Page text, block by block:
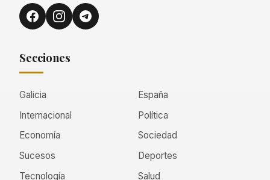
Secciones
Galicia
España
Internacional
Política
Economía
Sociedad
Sucesos
Deportes
Tecnología
Salud